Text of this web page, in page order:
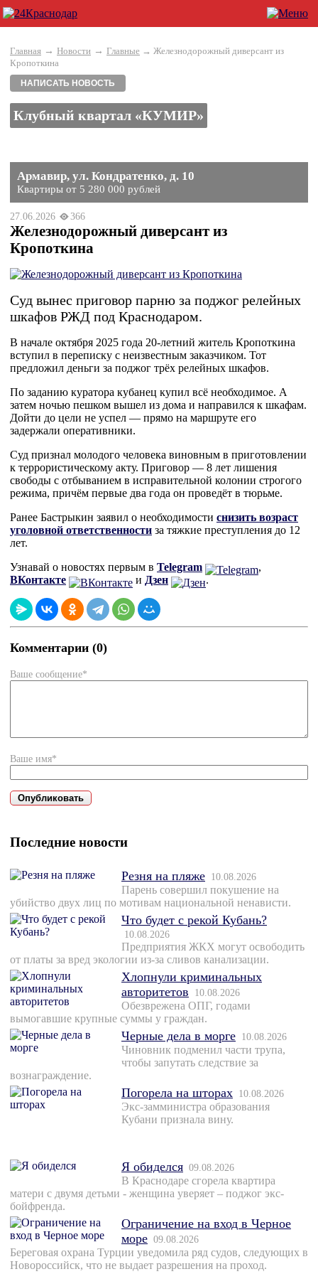
Главная → Новости → Главные → Железнодорожный диверсант из
Кропоткина
НАПИСАТЬ НОВОСТЬ
Клубный квартал «КУМИР»
Армавир, ул. Кондратенко, д. 10
Квартиры от 5 280 000 рублей
27.06.2026 366
Железнодорожный диверсант из
Кропоткина
Суд вынес приговор парню за поджог релейных
шкафов РЖД под Краснодаром.
В начале октября 2025 года 20-летний житель Кропоткина
вступил в переписку с неизвестным заказчиком. Тот
предложил деньги за поджог трёх релейных шкафов.
По заданию куратора кубанец купил всё необходимое. А
затем ночью пешком вышел из дома и направился к шкафам.
Дойти до цели не успел — прямо на маршруте его
задержали оперативники.
Суд признал молодого человека виновным в приготовлении
к террористическому акту. Приговор — 8 лет лишения
свободы с отбыванием в исправительной колонии строгого
режима, причём первые два года он проведёт в тюрьме.
Ранее Бастрыкин заявил о необходимости снизить возраст
уголовной ответственности за тяжкие преступления до 12
лет.
Узнавай о новостях первым в Telegram
,
ВКонтакте
и Дзен .
Комментарии (0)
Ваше сообщение*
Ваше имя*
Последние новости
Резня на пляже 10.08.2026
Парень совершил покушение на
убийство двух лиц по мотивам национальной ненависти.
Что будет с рекой Кубань?
10.08.2026
Предприятия ЖКХ могут освободить
от платы за вред экологии из-за сливов канализации.
Хлопнули криминальных
авторитетов
10.08.2026
Обезврежена ОПГ, годами
вымогавшие крупные суммы у граждан.
Черные дела в морге 10.08.2026
Чиновник подменил части трупа,
чтобы запутать следствие за
вознаграждение.
Погорела на шторах 10.08.2026
Экс-замминистра образования
Кубани признала вину.
Я обиделся 09.08.2026
В Краснодаре сгорела квартира
матери с двумя детьми - женщина уверяет – поджог экс-
бойфренда.
Ограничение на вход в Черное
море 09.08.2026
Береговая охрана Турции уведомила ряд судов, следующих в
Новороссийск, что не выдает разрешения на проход.